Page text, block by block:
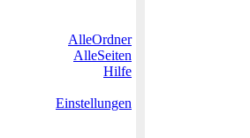
AlleOrdner
AlleSeiten
Hilfe
Einstellungen